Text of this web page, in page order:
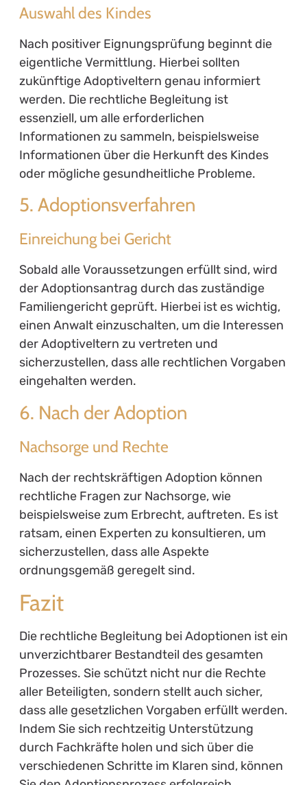
Auswahl des Kindes
Nach positiver Eignungsprüfung beginnt die
eigentliche Vermittlung. Hierbei sollten
zukünftige Adoptiveltern genau informiert
werden. Die rechtliche Begleitung ist
essenziell, um alle erforderlichen
Informationen zu sammeln, beispielsweise
Informationen über die Herkunft des Kindes
oder mögliche gesundheitliche Probleme.
5. Adoptionsverfahren
Einreichung bei Gericht
Sobald alle Voraussetzungen erfüllt sind, wird
der Adoptionsantrag durch das zuständige
Familiengericht geprüft. Hierbei ist es wichtig,
einen Anwalt einzuschalten, um die Interessen
der Adoptiveltern zu vertreten und
sicherzustellen, dass alle rechtlichen Vorgaben
eingehalten werden.
6. Nach der Adoption
Nachsorge und Rechte
Nach der rechtskräftigen Adoption können
rechtliche Fragen zur Nachsorge, wie
beispielsweise zum Erbrecht, auftreten. Es ist
ratsam, einen Experten zu konsultieren, um
sicherzustellen, dass alle Aspekte
ordnungsgemäß geregelt sind.
Fazit
Die rechtliche Begleitung bei Adoptionen ist ein
unverzichtbarer Bestandteil des gesamten
Prozesses. Sie schützt nicht nur die Rechte
aller Beteiligten, sondern stellt auch sicher,
dass alle gesetzlichen Vorgaben erfüllt werden.
Indem Sie sich rechtzeitig Unterstützung
durch Fachkräfte holen und sich über die
verschiedenen Schritte im Klaren sind, können